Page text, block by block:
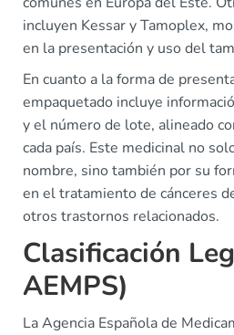
incluyen Kessar y Tamoplex,
en la presentación y uso del
En cuanto a la forma de
empaquetado incluye
y el número de lote, alineado
cada país. Este medicinal no
nombre, sino también por su
en el tratamiento de cánceres
otros trastornos relacionados.
Clasificación
AEMPS)
La Agencia Española de